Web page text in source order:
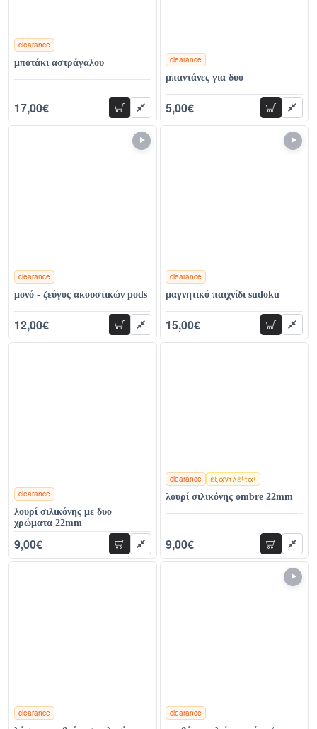
clearance
μποτάκι αστράγαλου
17,00€ προσθήκη
clearance
χρώματα
μπαντάνες για δυο
5,00€ προσθήκη
clearance
χρώματα
μονό - ζεύγος ακουστικών pods
12,00€ προσθήκη
clearance
χρώματα
μαγνητικό παιχνίδι sudoku
15,00€ προσθήκη
clearance
χρώματα
λουρί σιλικόνης με δυο
χρώματα 22mm
9,00€ προσθήκη
clearance εξαντλείται
λουρί σιλικόνης ombre 22mm
9,00€ προσθήκη
clearance
χρώματα
clearance
χρώματα